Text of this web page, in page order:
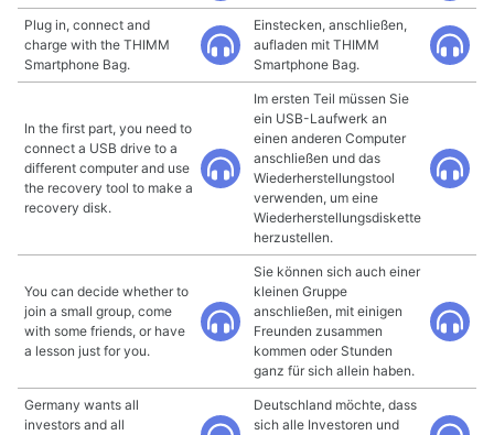
Plug in, connect and
charge with the THIMM
Smartphone Bag.
Einstecken, anschließen,
aufladen mit THIMM
Smartphone Bag.
In the first part, you need to
connect a USB drive to a
different computer and use
the recovery tool to make a
recovery disk.
Im ersten Teil müssen Sie
ein USB-Laufwerk an
einen anderen Computer
anschließen und das
Wiederherstellungstool
verwenden, um eine
Wiederherstellungsdiskette
herzustellen.
You can decide whether to
join a small group, come
with some friends, or have
a lesson just for you.
Sie können sich auch einer
kleinen Gruppe
anschließen, mit einigen
Freunden zusammen
kommen oder Stunden
ganz für sich allein haben.
Germany wants all
investors and all
Deutschland möchte, dass
sich alle Investoren und